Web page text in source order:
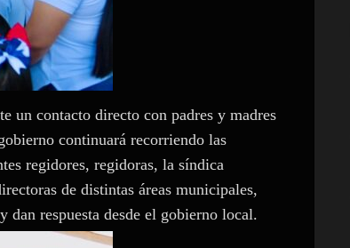
un contacto directo con padres y madres
continuará recorriendo las
regidores, regidoras, la síndica
de distintas áreas municipales,
dan respuesta desde el gobierno local.